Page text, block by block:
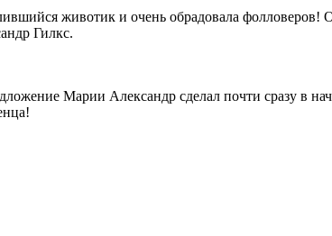
животик и очень обрадовала фолловеров!
Гилкс.
Марии Александр сделал почти сразу в